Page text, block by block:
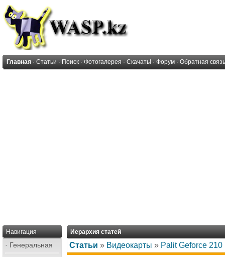
Главная · Статьи · Поиск · Фотогалерея · Скачать! · Форум · Обратная связь
Навигация
· Генеральная
Иерархия статей
Статьи » Видеокарты » Palit Geforce